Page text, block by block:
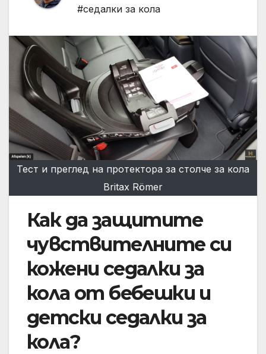
#седалки за кола
Тест и преглед на протектора за столче за кола
Britax Römer
Как да защитите
чувствителните си
кожени седалки за
кола от бебешки и
детски седалки за
кола?